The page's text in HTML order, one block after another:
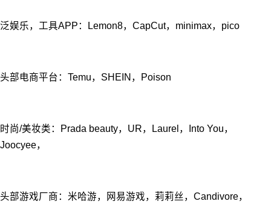
泛娱乐，工具APP：Lemon8，CapCut，minimax，pico
头部电商平台：Temu，SHEIN，Poison
时尚/美妆类：Prada beauty，UR，Laurel，Into You，
Joocyee，
头部游戏⼚商：⽶哈游，⽹易游戏，莉莉丝，Candivore，